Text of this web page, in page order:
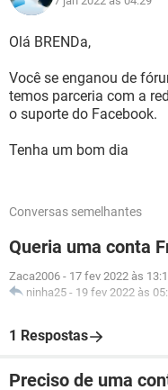
Olá BRENDa,
Você se enganou de
temos parceria com a
o suporte do Facebook.
Tenha um bom dia
Conversas semelhantes
Queria uma conta
Zaca2006 - 17 fev 2022 às
ninha25 - 19 fev 2022 às
1 Respostas
Preciso de uma